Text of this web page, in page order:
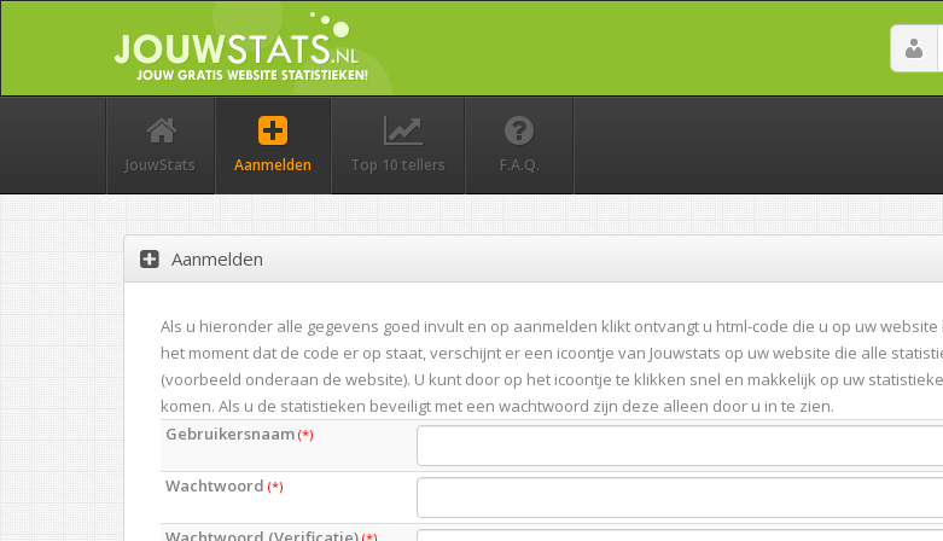
JouwStats Aanmelden Top 10 tellers F.A.Q.
Aanmelden
Als u hieronder alle gegevens goed invult en op aanmelden klikt ontvangt u html-code die u op uw
het moment dat de code er op staat, verschijnt er een icoontje van Jouwstats op uw website die alle
(voorbeeld onderaan de website). U kunt door op het icoontje te klikken snel en makkelijk op uw
komen. Als u de statistieken beveiligt met een wachtwoord zijn deze alleen door u in te zien.
Gebruikersnaam (*)
Wachtwoord (*)
(*)